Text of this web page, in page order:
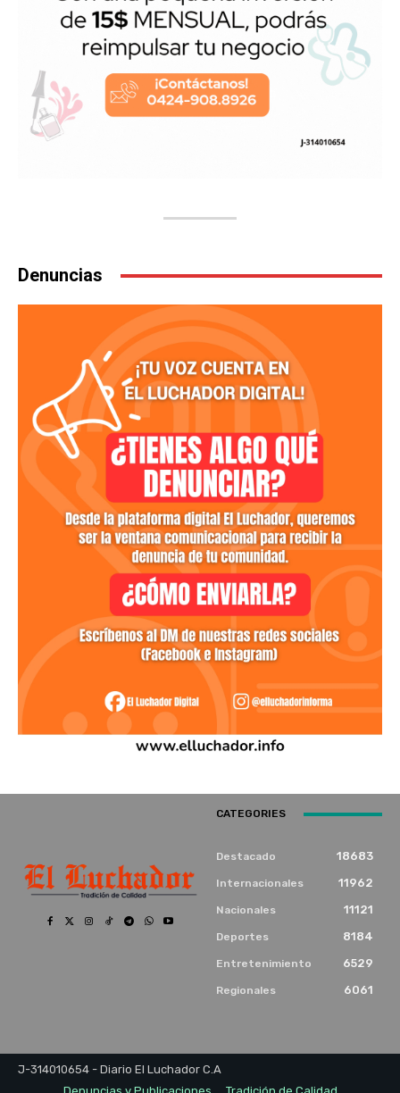
Denuncias
CATEGORIES
Destacado 18683
Internacionales 11962
Nacionales 11121
Deportes 8184
Entretenimiento 6529
Regionales 6061
J-314010654 - Diario El Luchador C.A